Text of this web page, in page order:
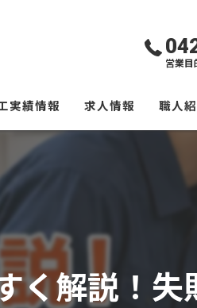
営業目
実績情報 求人情報 職人
く解説！失